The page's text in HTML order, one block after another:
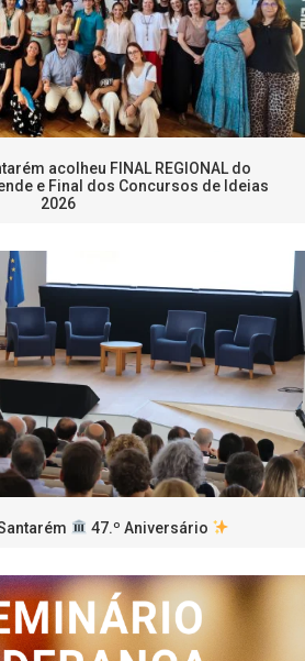
acolheu FINAL REGIONAL do
e Final dos Concursos de Ideias
2026
47.º Aniversário